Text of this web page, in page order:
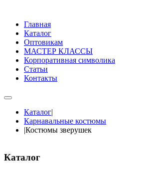
Главная
Каталог
Оптовикам
МАСТЕР КЛАССЫ
Корпоративная символика
Статьи
Контакты
Каталог|
Карнавальные костюмы
|Костюмы зверушек
Каталог